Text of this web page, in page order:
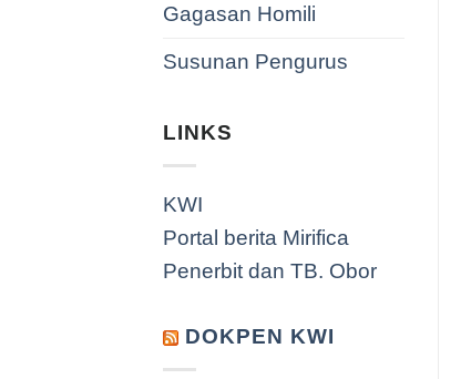
Gagasan Homili
Susunan Pengurus
LINKS
KWI
Portal berita Mirifica
Penerbit dan TB. Obor
DOKPEN KWI